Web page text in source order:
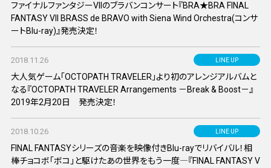
ファイナルファンタジーVIIのブラバンコンサート『BRA★BRA FINAL
FANTASY VII BRASS de BRAVO with Siena Wind Orchestra(コンサ
ートBlu-ray)』発売決定！
LINE UP
2018.11.26
大人気ゲーム「OCTOPATH TRAVELER」より初のアレンジアルバムと
なる『OCTOPATH TRAVELER Arrangements －Break & Boost－』
2019年2月20日 発売決定！
LINE UP
2018.10.26
FINAL FANTASYシリーズの音楽を映像付きBlu-rayでリバイバル！相
棒チョコボ「ボコ」と駆けたあの世界をもう一度―『FINAL FANTASY V